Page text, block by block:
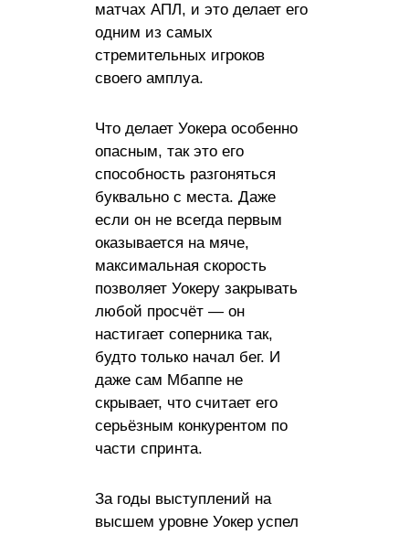
матчах АПЛ, и это делает его
одним из самых
стремительных игроков
своего амплуа.
Что делает Уокера особенно
опасным, так это его
способность разгоняться
буквально с места. Даже
если он не всегда первым
оказывается на мяче,
максимальная скорость
позволяет Уокеру закрывать
любой просчёт — он
настигает соперника так,
будто только начал бег. И
даже сам Мбаппе не
скрывает, что считает его
серьёзным конкурентом по
части спринта.
За годы выступлений на
высшем уровне Уокер успел